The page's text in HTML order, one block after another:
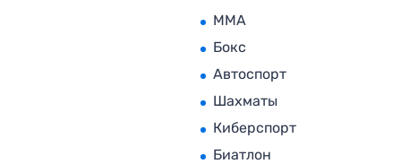
MMA
Бокс
Автоспорт
Шахматы
Киберспорт
Биатлон